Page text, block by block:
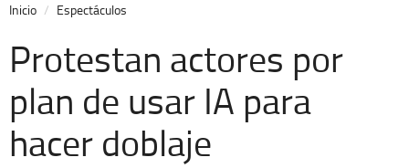
Opinión
Cronos
Economía
Espectáculos
Inicio Espectáculos
Protestan actores por
plan de usar IA para
hacer doblaje